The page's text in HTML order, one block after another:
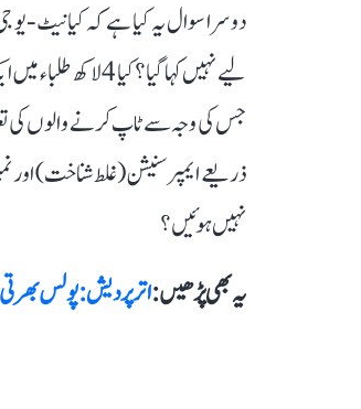
جس کی وجہ سے ٹاپ کرنے والوں کی
ذریعے ایمپرسنیشن (غلط شناخت) اور
نہیں ہوئیں؟
یہ بھی پڑھیں :اتر پردیش: پولس بھرتی امتحان کی